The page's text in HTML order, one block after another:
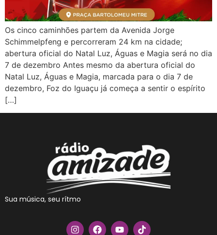
Os cinco caminhões partem da Avenida Jorge
Schimmelpfeng e percorreram 24 km na cidade;
abertura oficial do Natal Luz, Águas e Magia será no dia
7 de dezembro Antes mesmo da abertura oficial do
Natal Luz, Águas e Magia, marcada para o dia 7 de
dezembro, Foz do Iguaçu já começa a sentir o espírito
[…]
Sua música, seu rítmo